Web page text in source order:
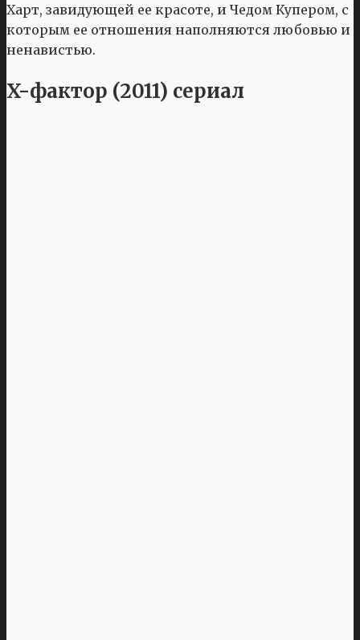
Харт, завидующей ее красоте, и Чедом Купером, с
которым ее отношения наполняются любовью и
ненавистью.
X-фактор (2011) сериал